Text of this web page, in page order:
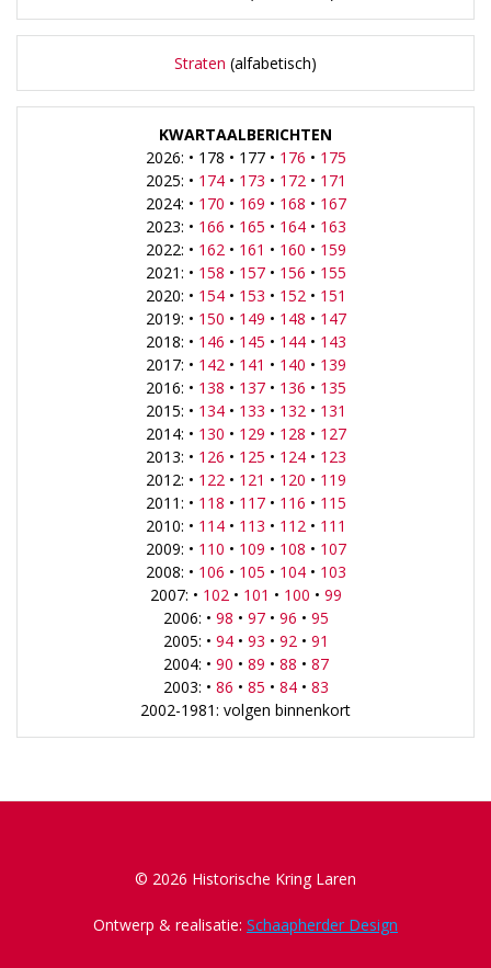
Straten (alfabetisch)
KWARTAALBERICHTEN
2026: • 178 • 177 • 176 • 175
2025: • 174• 173 • 172• 171
2024: • 170 • 169 • 168 • 167
2023: • 166 • 165 • 164• 163
2022: • 162• 161 • 160 • 159
2021: • 158 • 157• 156 • 155
2020: • 154• 153 • 152• 151
2019: • 150 • 149 • 148 • 147
2018: • 146 • 145 • 144• 143
2017: • 142• 141 • 140 • 139
2016: • 138 • 137• 136 • 135
2015: • 134• 133 • 132• 131
2014: • 130 • 129 • 128 • 127
2013: • 126 • 125 • 124• 123
2012: • 122• 121 • 120 • 119
2011: • 118 • 117• 116 • 115
2010: • 114• 113 • 112• 111
2009: • 110 • 109 • 108 • 107
2008: • 106 • 105 • 104• 103
2007: • 102• 101 • 100 • 99
2006: • 98 • 97• 96 • 95
2005: • 94• 93 • 92• 91
2004: • 90 • 89 • 88 • 87
2003: • 86 • 85 • 84• 83
2002-1981: volgen binnenkort
© 2026 Historische Kring Laren
Ontwerp & realisatie: Schaapherder Design